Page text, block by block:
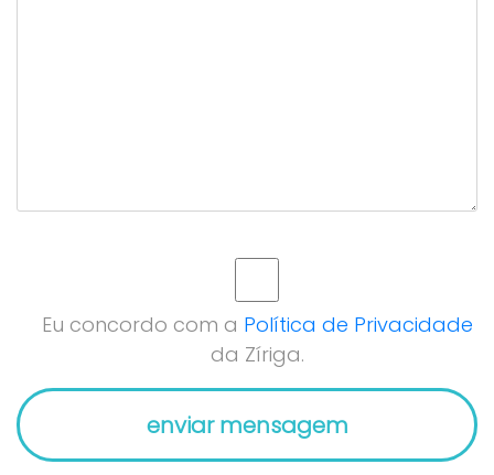
Eu concordo com a Política de Privacidade
da Zíriga.